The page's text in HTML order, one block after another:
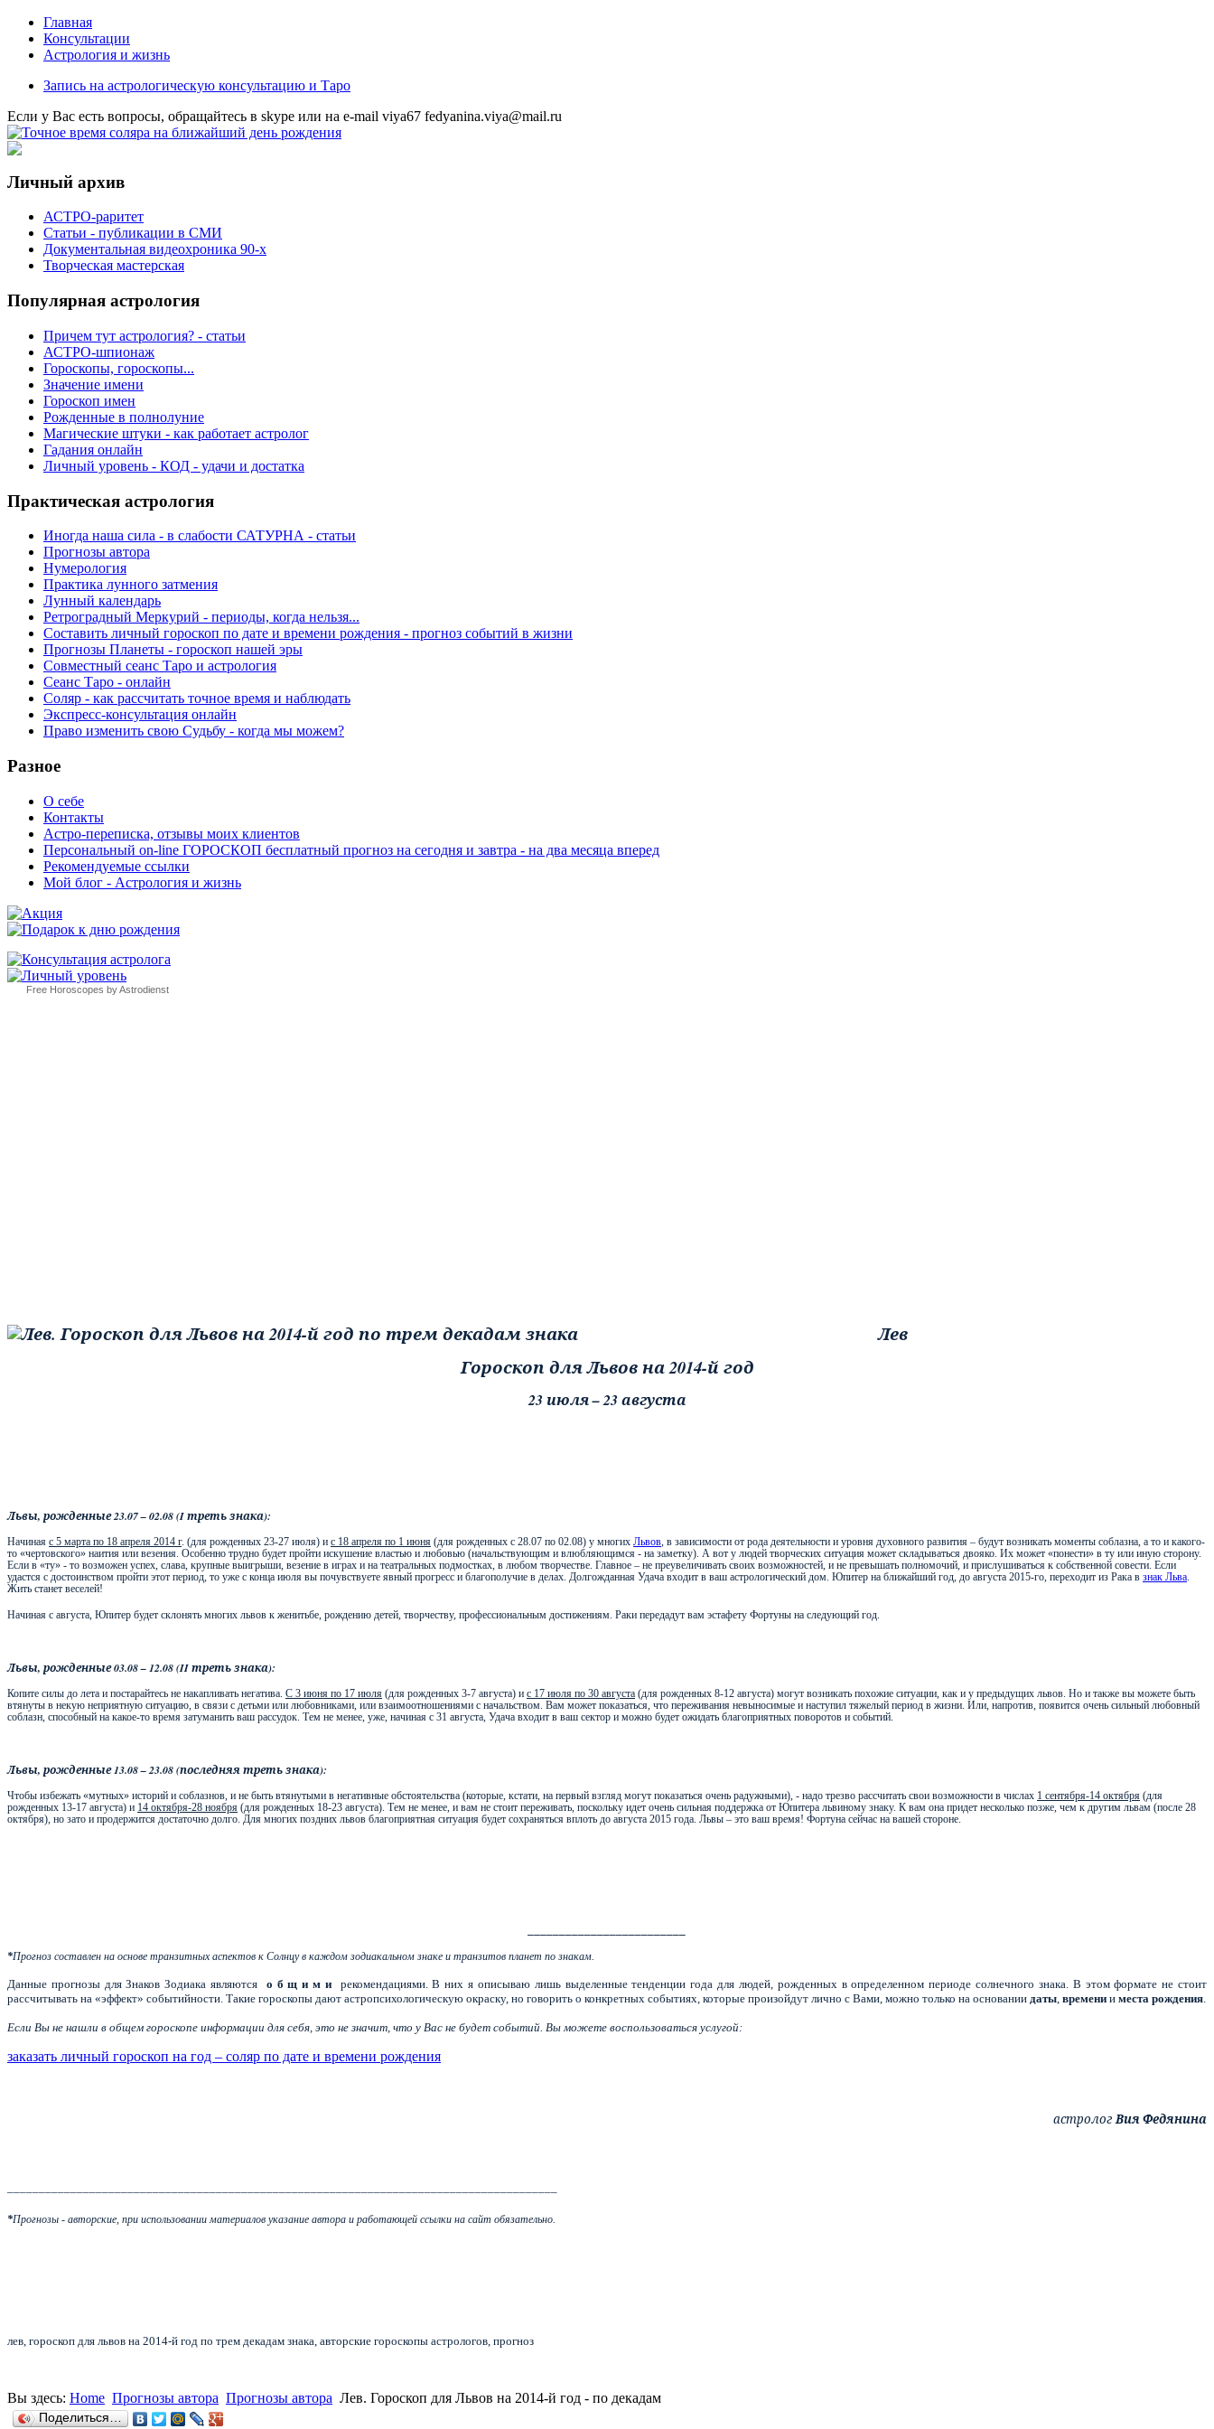
Главная
Консультации
Астрология и жизнь
Запись на астрологическую консультацию и Таро
Eсли у Вас есть вопросы, обращайтесь в skype или на e-mail viya67 fedyanina.viya@mail.ru
Личный архив
АСТРО-раритет
Cтатьи - публикации в СМИ
Документальная видеохроника 90-х
Творческая мастерская
Популярная астрология
Причем тут астрология? - статьи
АСТРО-шпионаж
Гороскопы, гороскопы...
Значение имени
Гороскоп имен
Рожденные в полнолуние
Магические штуки - как работает астролог
Гадания онлайн
Личный уровень - КОД - удачи и достатка
Практическая астрология
Иногда наша сила - в слабости САТУРНА - статьи
Прогнозы автора
Нумерология
Практика лунного затмения
Лунный календарь
Ретроградный Меркурий - периоды, когда нельзя...
Составить личный гороскоп по дате и времени рождения - прогноз событий в жизни
Прогнозы Планеты - гороскоп нашей эры
Совместный сеанс Таро и астрология
Сеанс Таро - онлайн
Соляр - как рассчитать точное время и наблюдать
Экспресс-консультация онлайн
Право изменить свою Судьбу - когда мы можем?
Разное
О себе
Контакты
Астро-переписка, отзывы моих клиентов
Персональный on-line ГОРОСКОП бесплатный прогноз на сегодня и завтра - на два месяца вперед
Рекомендуемые ссылки
Мой блог - Астрология и жизнь
Free Horoscopes by Astrodienst
Лев
Гороскоп для Львов на 2014-й год
23 июля – 23 августа
Львы, рожденные 23.07 – 02.08 (Iтреть знака):
Начиная с 5 марта по 18 апреля 2014 г. (для рожденных 23-27 июля) и с 18 апреля по 1 июня (для рожденных с 28.07 по 02.08) у многих Львов , в зависимости от рода деятельности и уровня духовного развития – будут возникать моменты соблазна, а то и какого-
то «чертовского» наития или везения. Особенно трудно будет пройти искушение властью и любовью (начальствующим и влюбляющимся - на заметку). А вот у людей творческих ситуация может складываться двояко. Их может «понести» в ту или иную сторону.
Если в «ту» - то возможен успех, слава, крупные выигрыши, везение в играх и на театральных подмостках, в любом творчестве. Главное – не преувеличивать своих возможностей, и не превышать полномочий, и прислушиваться к собственной совести. Если
удастся с достоинством пройти этот период, то уже с конца июля вы почувствуете явный прогресс и благополучие в делах. Долгожданная Удача входит в ваш астрологический дом. Юпитер на ближайший год, до августа 2015-го, переходит из Рака в знак Льва
Жить станет веселей!
Начиная с августа, Юпитер будет склонять многих львов к женитьбе, рождению детей, творчеству, профессиональным достижениям. Раки передадут вам эстафету Фортуны на следующий год.
Львы, рожденные 03.08 – 12.08 (IIтреть знака):
Копите силы до лета и постарайтесь не накапливать негатива. С 3 июня по 17 июля (для рожденных 3-7 августа) и с 17 июля по 30 августа (для рожденных 8-12 августа) могут возникать похожие ситуации, как и у предыдущих львов. Но и также вы можете быть
втянуты в некую неприятную ситуацию, в связи с детьми или любовниками, или взаимоотношениями с начальством. Вам может показаться, что переживания невыносимые и наступил тяжелый период в жизни. Или, напротив, появится очень сильный любовный
соблазн, способный на какое-то время затуманить ваш рассудок. Тем не менее, уже, начиная с 31 августа, Удача входит в ваш сектор и можно будет ожидать благоприятных поворотов и событий.
Львы, рожденные 13.08 – 23.08 (последняя треть знака):
Чтобы избежать «мутных» историй и соблазнов, и не быть втянутыми в негативные обстоятельства (которые, кстати, на первый взгляд могут показаться очень радужными), - надо трезво рассчитать свои возможности в числах 1 сентября-14 октября (для
рожденных 13-17 августа) и 14 октября-28 ноября (для рожденных 18-23 августа). Тем не менее, и вам не стоит переживать, поскольку идет очень сильная поддержка от Юпитера львиному знаку. К вам она придет несколько позже, чем к другим львам (после 28
октября), но зато и продержится достаточно долго. Для многих поздних львов благоприятная ситуация будет сохраняться вплоть до августа 2015 года. Львы – это ваш время! Фортуна сейчас на вашей стороне.
*Прогноз составлен на основе транзитных аспектов к Солнцу в каждом зодиакальном знаке и транзитов планет по знакам.
Данные прогнозы для Знаков Зодиака являются о б щ и м и рекомендациями. В них я описываю лишь выделенные тенденции года для людей, рожденных в определенном периоде солнечного знака. В этом формате не стоит
рассчитывать на «эффект» событийности. Такие гороскопы дают астропсихологическую окраску, но говорить о конкретных событиях, которые произойдут лично с Вами, можно только на основании даты времени и места рождения
Если Вы не нашли в общем гороскопе информации для себя, это не значит, что у Вас не будет событий. Вы можете воспользоваться услугой:
заказать личный гороскоп на год – соляр по дате и времени рождения
астрологВия Федянина
*Прогнозы - авторские, при использовании материалов указание автора и работающей ссылки на сайт обязательно.
лев, гороскоп для львов на 2014-й год по трем декадам знака, авторские гороскопы астрологов, прогноз
Вы здесь: Home Прогнозы автора Прогнозы автора Лев. Гороскоп для Львов на 2014-й год - по декадам
Поделиться…